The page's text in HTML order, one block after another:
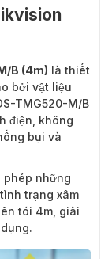
B (4m) là thiết
bởi vật liệu
TMG520-M/B
điện, không
bụi và
phép những
trạng xâm
tói 4m, giải